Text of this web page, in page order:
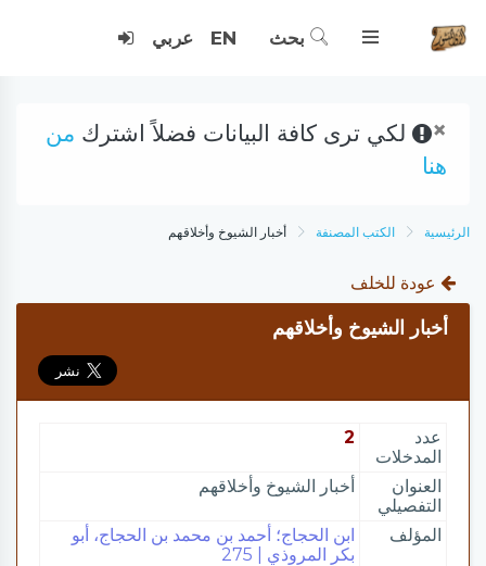
بحث EN عربي
× لكي ترى كافة البيانات فضلاً اشترك من
هنا
الرئيسية الكتب المصنفة أخبار الشيوخ وأخلاقهم
عودة للخلف
أخبار الشيوخ وأخلاقهم
عدد
المدخلات
2
العنوان
التفصيلي
أخبار الشيوخ وأخلاقهم
المؤلف
ابن الحجاج؛ أحمد بن محمد بن الحجاج، أبو
بكر المروذي | 275